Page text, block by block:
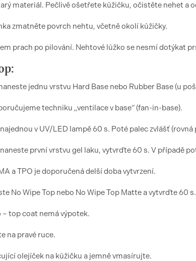
materiál. Pečlivě ošetřete kůžičku, očistěte nehet a
zmatněte povrch nehtu, včetně okolí kůžičky.
prach po pilování. Nehtové lůžko se nesmí dotýkat
jednu vrstvu Hard Base nebo Rubber Base (u
techniku „ventilace v base“ (fan-in-base).
v UV/LED lampě 60 s. Poté palec zvlášť (rovná
první vrstvu gel laku, vytvrďte 60 s. V případě
a TPO je doporučená delší doba vytvrzení.
No Wipe Top nebo No Wipe Top Matte a vytvrďte 60 s.
top coat nemá výpotek.
na pravé ruce.
olejíček na kůžičku a jemně vmasírujte.